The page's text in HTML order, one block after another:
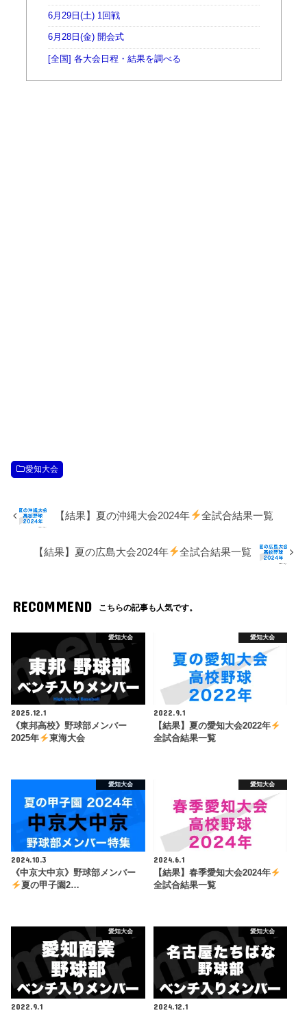
6月29日(土) 1回戦
6月28日(金) 開会式
[全国] 各大会日程・結果を調べる
愛知大会
【結果】夏の沖縄大会2024年 全試合結果一覧
【結果】夏の広島大会2024年 全試合結果一覧
RECOMMEND こちらの記事も人気です。
愛知大会
2025.12.1
《東邦高校》野球部メンバー
2025年
東海大会
愛知大会
2022.9.1
【結果】夏の愛知大会2022年
全試合結果一覧
愛知大会
2024.10.3
《中京大中京》野球部メンバー
夏の甲子園2…
愛知大会
2024.6.1
【結果】春季愛知大会2024年
全試合結果一覧
愛知大会
2022.9.1
愛知大会
2024.12.1